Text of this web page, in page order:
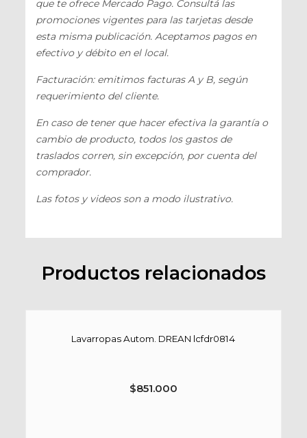
que te ofrece Mercado Pago. Consultá las
promociones vigentes para las tarjetas desde
esta misma publicación. Aceptamos pagos en
efectivo y débito en el local.
Facturación: emitimos facturas A y B, según
requerimiento del cliente.
En caso de tener que hacer efectiva la garantía o
cambio de producto, todos los gastos de
traslados corren, sin excepción, por cuenta del
comprador.
Las fotos y videos son a modo ilustrativo.
Productos relacionados
Lavarropas Autom. DREAN lcfdr0814
$851.000